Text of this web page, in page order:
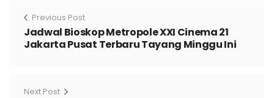
Previous Post
Jadwal Bioskop Metropole XXI Cinema 21
Jakarta Pusat Terbaru Tayang Minggu Ini
Next Post